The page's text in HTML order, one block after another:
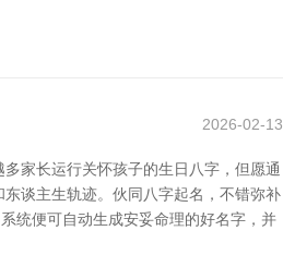
2026-02-13
家长运行关怀孩子的生日八字，但愿通
谈主生轨迹。伙同八字起名，不错弥补
统便可自动生成安妥命理的好名字，并